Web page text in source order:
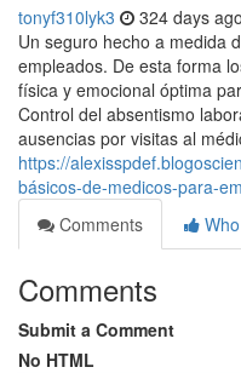
tonyf310lyk3 324 days ago
Un seguro hecho a medida
empleados. De esta forma
física y emocional óptima
Control del absentismo
ausencias por visitas al
https://
básicos-de-medicos-para-
Comments
Comments
Submit a Comment
No HTML